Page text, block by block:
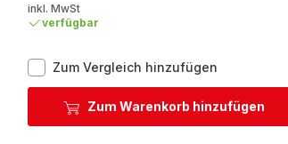
Zum Vergleich hinzufügen
3-
teiliges
Zum Warenkorb hinzufügen
inkl. MwSt
verfügbar